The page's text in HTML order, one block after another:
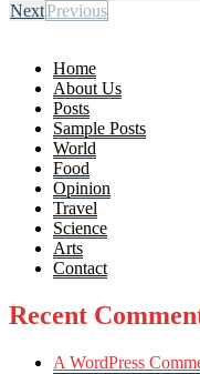
NextPrevious
Home
About Us
Posts
Sample Posts
World
Food
Opinion
Travel
Science
Arts
Contact
Recent
A WordPress